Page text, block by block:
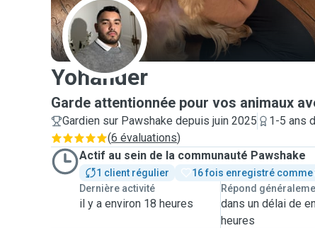
Y
Yohander
Garde attentionnée pour vos animaux
Gardien sur Pawshake depuis juin 2025
1-5 ans
(6 évaluations)
Actif au sein de la communauté Pawshake
1 client régulier
16 fois enregistré
Dernière activité
il y a environ 18 heures
Répond
dans un délai de
heures